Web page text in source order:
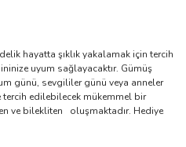
hayatta şıklık yakalamak için tercih
uyum sağlayacaktır. Gümüş
günü, sevgililer günü veya anneler
edilebilecek mükemmel bir
ve bilekliten oluşmaktadır. Hediye